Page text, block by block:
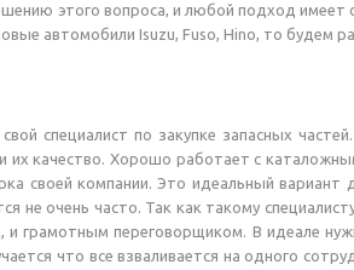
этого вопроса, и любой подход
автомобили Isuzu, Fuso, Hino, то будем
специалист по закупке запасных
их качество. Хорошо работает с
своей компании. Это идеальный
не очень часто. Так как такому
и грамотным переговорщиком. В идеале
что все взваливается на одного